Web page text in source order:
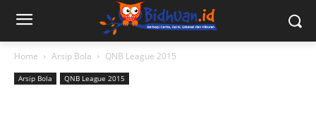
Home Arsip Bola QNB League 2015
Arsip Bola QNB League 2015